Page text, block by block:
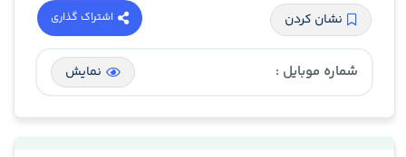
نشان کردن اشتراک گذاری
شماره موبایل : نمایش